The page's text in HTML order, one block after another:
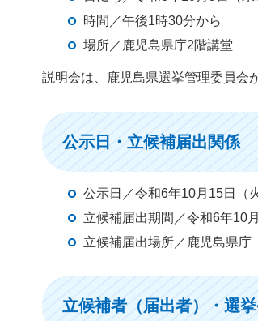
時間／午後1時30分から
場所／鹿児島県庁2階講堂
説明会は、鹿児島県選挙管理委員会
公示日・立候補届出関係
公示日／令和6年10月15日（
立候補届出期間／令和6年10
立候補届出場所／鹿児島県庁
立候補者（届出者）・選